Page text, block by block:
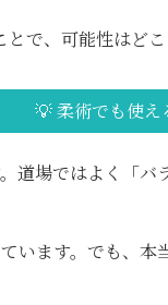
で、可能性はどこ
💡 柔術でも使え
道場ではよく「
います。でも、本